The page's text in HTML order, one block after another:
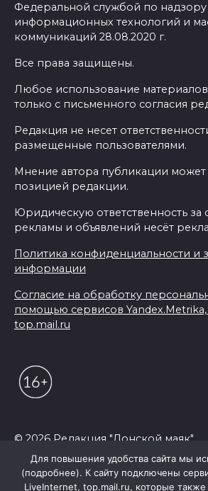
Федеральной службой по надзору
информационных технологий и
коммуникаций 28.08.2020 г.
Все права защищены.
Любое использование материалов
только с письменного согласия
Редакция не несет
размещенные пользователями.
Мнение автора публикации может
позицией редакции.
Юридическую ответственность за
рекламы и объявлений несёт
Политика конфиденциальности и
информации
Согласие на обработку
помощью сервисов
top.mail.ru
© 2026 Редакция "Донской маяк"
Для повышения удобства сайта мы
(подробнее). К сайту подключены
LiveInternet, top.mail.ru, которые